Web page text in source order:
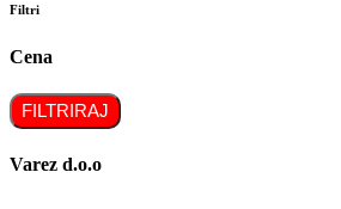
Filtri
Cena
FILTRIRAJ
Varez d.o.o